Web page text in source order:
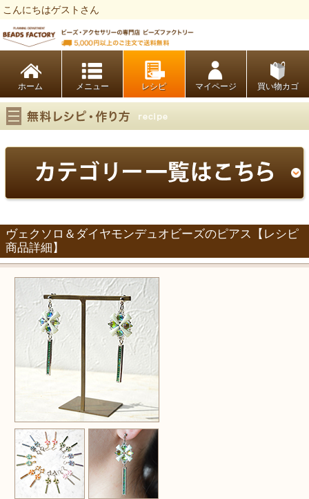
こんにちはゲストさん
ホーム レシピ マイページ 買い物カゴ
ヴェクソロ＆ダイヤモンデュオビーズのピアス【レシピ
商品詳細】